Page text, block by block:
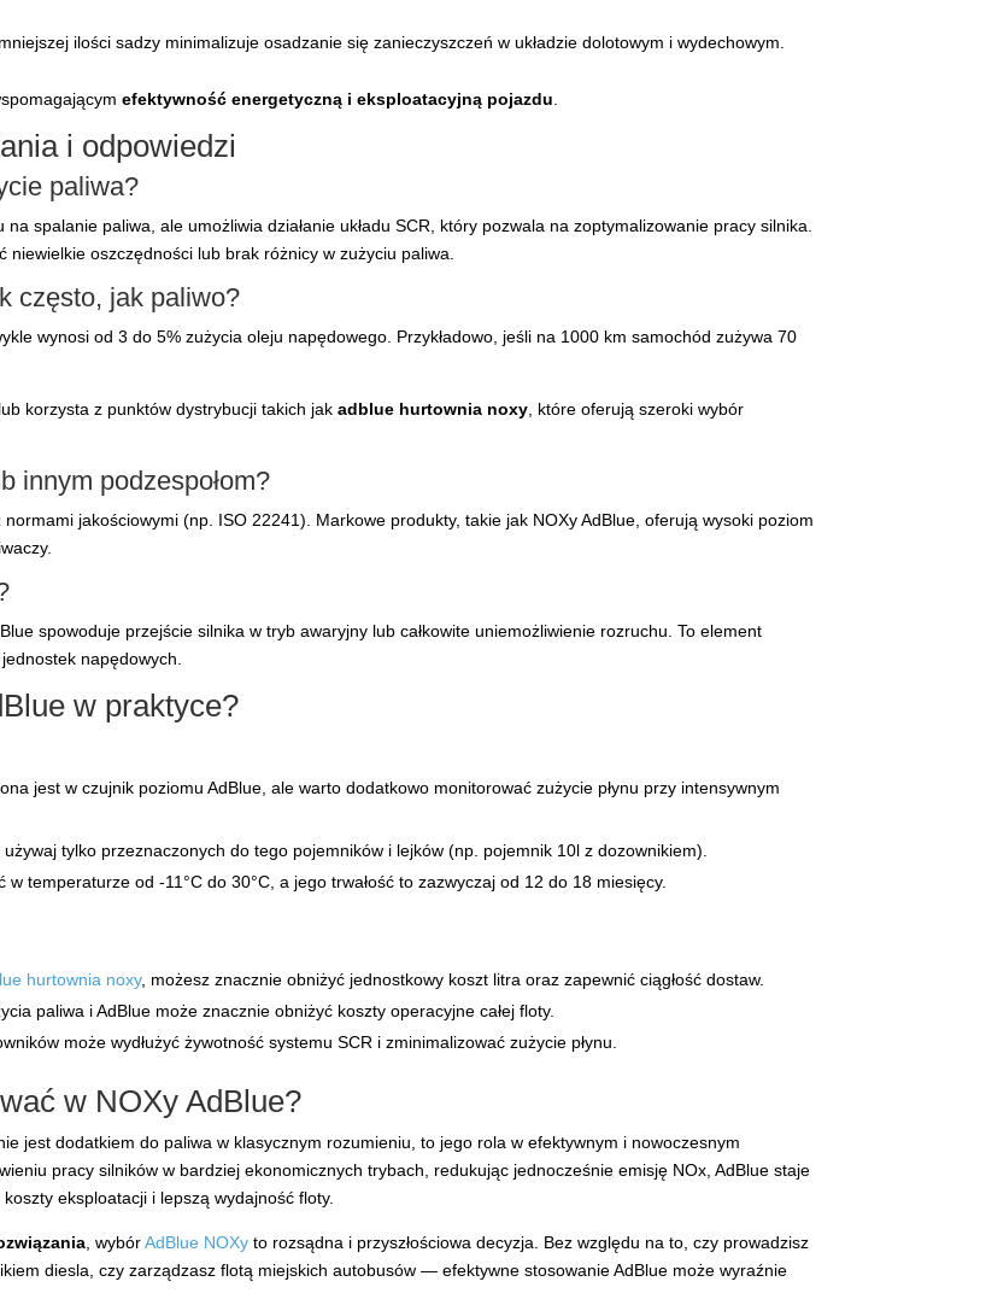
ilości sadzy minimalizuje osadzanie się zanieczyszczeń w układzie dolotowym i wydechowym.
efektywność energetyczną i eksploatacyjną pojazdu.
i odpowiedzi
paliwa?
spalanie paliwa, ale umożliwia działanie układu SCR, który pozwala na zoptymalizowanie pracy silnika.
oszczędności lub brak różnicy w zużyciu paliwa.
często, jak paliwo?
wynosi od 3 do 5% zużycia oleju napędowego. Przykładowo, jeśli na 1000 km samochód zużywa 70
lub korzysta z punktów dystrybucji takich jakadblue hurtownia noxy, które oferują szeroki wybór
innym podzespołom?
jakościowymi (np. ISO 22241). Markowe produkty, takie jak NOXy AdBlue, oferują wysoki poziom
spowoduje przejście silnika w tryb awaryjny lub całkowite uniemożliwienie rozruchu. To element
napędowych.
w praktyce?
jest w czujnik poziomu AdBlue, ale warto dodatkowo monitorować zużycie płynu przy intensywnym
tylko przeznaczonych do tego pojemników i lejków (np. pojemnik 10l z dozownikiem).
temperaturze od -11°C do 30°C, a jego trwałość to zazwyczaj od 12 do 18 miesięcy.
hurtownia noxy, możesz znacznie obniżyć jednostkowy koszt litra oraz zapewnić ciągłość dostaw.
paliwa i AdBlue może znacznie obniżyć koszty operacyjne całej floty.
może wydłużyć żywotność systemu SCR i zminimalizować zużycie płynu.
w NOXy AdBlue?
jest dodatkiem do paliwa w klasycznym rozumieniu, to jego rola w efektywnym i nowoczesnym
pracy silników w bardziej ekonomicznych trybach, redukując jednocześnie emisję NOx, AdBlue staje
eksploatacji i lepszą wydajność floty.
, wybórAdBlue NOXy to rozsądna i przyszłościowa decyzja. Bez względu na to, czy prowadzisz
diesla, czy zarządzasz flotą miejskich autobusów — efektywne stosowanie AdBlue może wyraźnie